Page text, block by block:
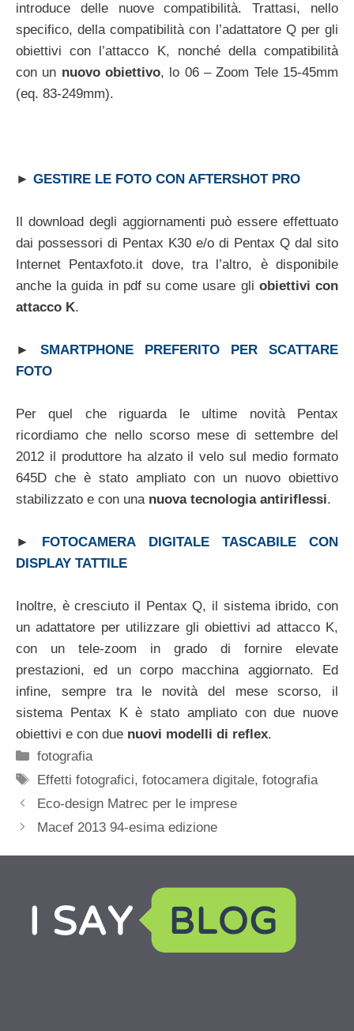
introduce delle nuove compatibilità. Trattasi, nello
specifico, della compatibilità con l’adattatore Q per gli
obiettivi con l’attacco K, nonché della compatibilità
con un nuovo obiettivo, lo 06 – Zoom Tele 15-45mm
(eq. 83-249mm).
► GESTIRE LE FOTO CON AFTERSHOT PRO
Il download degli aggiornamenti può essere effettuato
dai possessori di Pentax K30 e/o di Pentax Q dal sito
Internet Pentaxfoto.it dove, tra l’altro, è disponibile
anche la guida in pdf su come usare gli obiettivi con
attacco K.
► SMARTPHONE PREFERITO PER SCATTARE
FOTO
Per quel che riguarda le ultime novità Pentax
ricordiamo che nello scorso mese di settembre del
2012 il produttore ha alzato il velo sul medio formato
645D che è stato ampliato con un nuovo obiettivo
stabilizzato e con una nuova tecnologia antiriflessi.
► FOTOCAMERA DIGITALE TASCABILE CON
DISPLAY TATTILE
Inoltre, è cresciuto il Pentax Q, il sistema ibrido, con
un adattatore per utilizzare gli obiettivi ad attacco K,
con un tele-zoom in grado di fornire elevate
prestazioni, ed un corpo macchina aggiornato. Ed
infine, sempre tra le novità del mese scorso, il
sistema Pentax K è stato ampliato con due nuove
obiettivi e con due nuovi modelli di reflex.
Categorie
fotografia
Tag
Effetti fotografici,fotocamera digitale,fotografia
Eco-design Matrec per le imprese
Macef 2013 94-esima edizione